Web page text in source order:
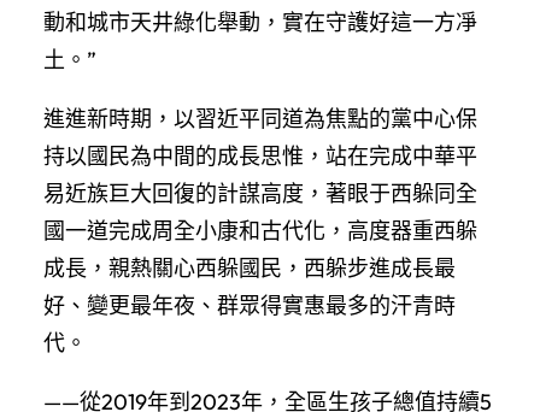
動和城市天井綠化舉動，實在守護好這一方凈
土。”
進進新時期，以習近平同道為焦點的黨中心保
持以國民為中間的成長思惟，站在完成中華平
易近族巨大回復的計謀高度，著眼于西躲同全
國一道完成周全小康和古代化，高度器重西躲
成長，親熱關心西躲國民，西躲步進成長最
好、變更最年夜、群眾得實惠最多的汗青時
代。
——從2019年到2023年，全區生孩子總值持續5